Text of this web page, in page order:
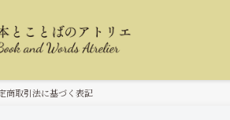
商取引法に基づく表記